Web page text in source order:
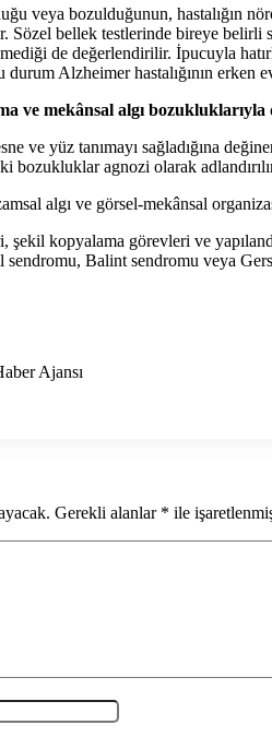
veya bozulduğunun, hastalığın
Sözel bellek testlerinde bireye belirli
de değerlendirilir. İpucuyla
Alzheimer hastalığının erken
ve mekânsal algı
ve yüz tanımayı sağladığına
bozukluklar agnozi olarak
algı ve görsel-mekânsal
şekil kopyalama görevleri ve
sendromu, Balint sendromu veya
Ajansı
Gerekli alanlar * ile